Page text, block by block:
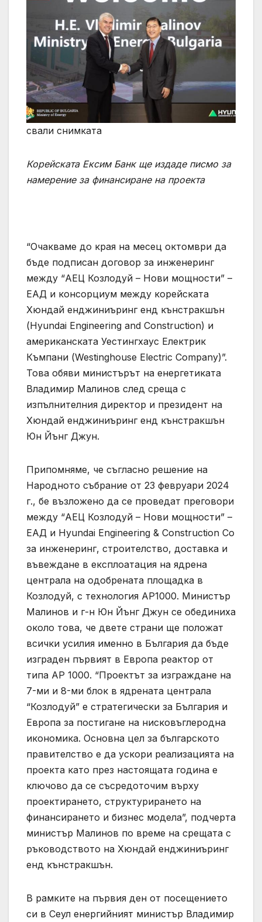
свали снимката
Корейската Ексим Банк ще издаде писмо за
намерение за финансиране на проекта
“Очакваме до края на месец октомври да
бъде подписан договор за инженеринг
между “АЕЦ Козлодуй – Нови мощности” –
ЕАД и консорциум между корейската
Хюндай енджиниъринг енд кънстракшън
(Hyundai Engineering and Construction) и
американската Уестингхаус Електрик
Къмпани (Westinghouse Electric Company)”.
Това обяви министърът на енергетиката
Владимир Малинов след среща с
изпълнителния директор и президент на
Хюндай енджиниъринг енд кънстракшън
Юн Йънг Джун.
Припомняме, че съгласно решение на
Народното събрание от 23 февруари 2024
г., бе възложено да се проведат преговори
между “АЕЦ Козлодуй – Нови мощности” –
ЕАД и Hyundai Engineering & Construction Co
за инженеринг, строителство, доставка и
въвеждане в експлоатация на ядрена
централа на одобрената площадка в
Козлодуй, с технология АР1000. Министър
Малинов и г-н Юн Йънг Джун се обединиха
около това, че двете страни ще положат
всички усилия именно в България да бъде
изграден първият в Европа реактор от
типа AP 1000. “Проектът за изграждане на
7-ми и 8-ми блок в ядрената централа
“Козлодуй” е стратегически за България и
Европа за постигане на нисковъглеродна
икономика. Основна цел за българското
правителство е да ускори реализацията на
проекта като през настоящата година е
ключово да се съсредоточим върху
проектирането, структурирането на
финансирането и бизнес модела”, подчерта
министър Малинов по време на срещата с
ръководството на Хюндай енджиниъринг
енд кънстракшън.
В рамките на първия ден от посещението
си в Сеул енергийният министър Владимир